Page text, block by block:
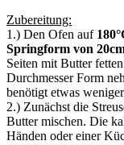
Zubereitung:
1.) Den Ofen auf
Springform von
Seiten mit Butter
Durchmesser Form
benötigt etwas
2.) Zunächst die
Butter mischen. Die
Händen oder einer